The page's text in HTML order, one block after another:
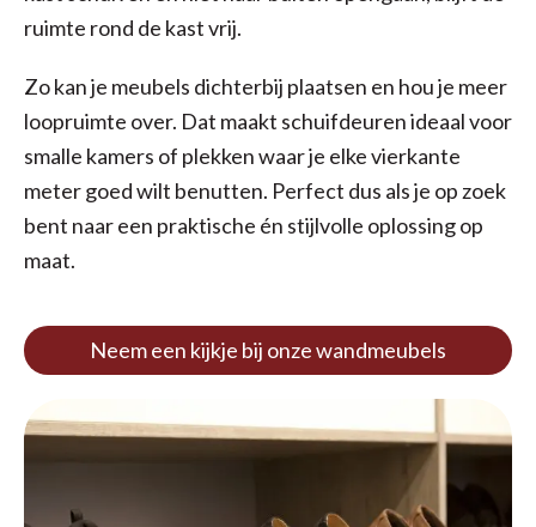
ruimte rond de kast vrij.
Zo kan je meubels dichterbij plaatsen en hou je meer
loopruimte over. Dat maakt schuifdeuren ideaal voor
smalle kamers of plekken waar je elke vierkante
meter goed wilt benutten. Perfect dus als je op zoek
bent naar een praktische én stijlvolle oplossing op
maat.
Neem een kijkje bij onze wandmeubels